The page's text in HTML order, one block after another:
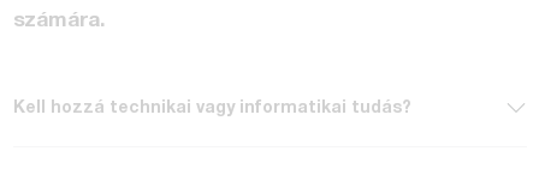
számára.
Kell hozzá technikai vagy informatikai tudás?